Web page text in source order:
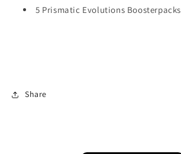
5 Prismatic Evolutions Boosterpacks
Share